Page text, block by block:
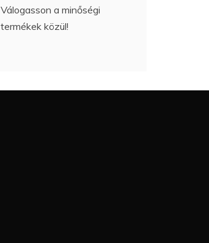
Válogasson a minőségi
termékek közül!